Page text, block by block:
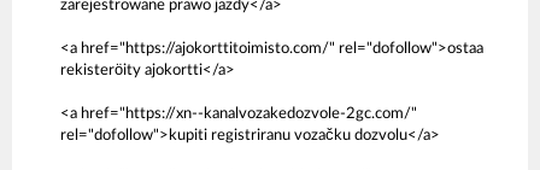
zarejestrowane prawo jazdy</a>
<a href="https://ajokorttitoimisto.com/" rel="dofollow">ostaa
rekisteröity ajokortti</a>
<a href="https://xn--kanalvozakedozvole-2gc.com/"
rel="dofollow">kupiti registriranu vozačku dozvolu</a>